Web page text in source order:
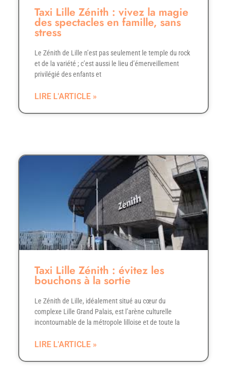
Taxi Lille Zénith : vivez la magie
des spectacles en famille, sans
stress
Le Zénith de Lille n’est pas seulement le temple du rock
et de la variété ; c’est aussi le lieu d’émerveillement
privilégié des enfants et
LIRE L'ARTICLE »
Taxi Lille Zénith : évitez les
bouchons à la sortie
Le Zénith de Lille, idéalement situé au cœur du
complexe Lille Grand Palais, est l’arène culturelle
incontournable de la métropole lilloise et de toute la
LIRE L'ARTICLE »